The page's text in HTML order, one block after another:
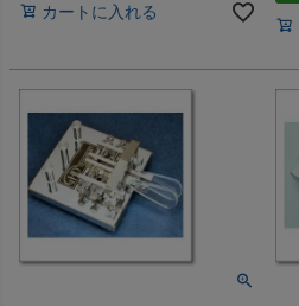
カートに入れる